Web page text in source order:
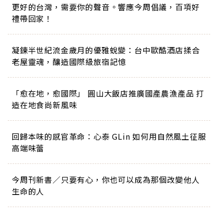
更好的台灣，需要你的聲音。響應今周倡議，百項好
禮帶回家！
凝鍊半世紀流金歲月的優雅蛻變：台中歐酷酒店揉合
老屋靈魂，釀造國際級旅宿記憶
「愈在地，愈國際」 圓山大飯店推廣國產農漁產品 打
造在地食尚新風味
回歸本味的感官革命：心泰 GLin 如何用自然風土征服
高端味蕾
今周刊新書／只要有心，你也可以成為那個改變他人
生命的人